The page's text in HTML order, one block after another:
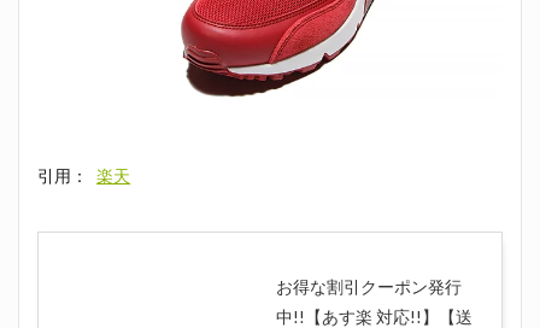
引用： 楽天
お得な割引クーポン発行
中!!【あす楽 対応!!】【送